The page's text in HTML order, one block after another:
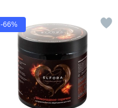
-66%